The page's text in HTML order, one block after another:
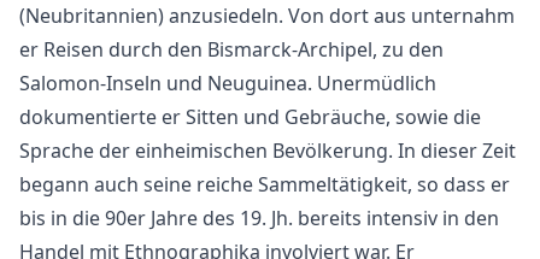
(Neubritannien) anzusiedeln. Von dort aus unternahm
er Reisen durch den Bismarck-Archipel, zu den
Salomon-Inseln und Neuguinea. Unermüdlich
dokumentierte er Sitten und Gebräuche, sowie die
Sprache der einheimischen Bevölkerung. In dieser Zeit
begann auch seine reiche Sammeltätigkeit, so dass er
bis in die 90er Jahre des 19. Jh. bereits intensiv in den
Handel mit Ethnographika involviert war. Er